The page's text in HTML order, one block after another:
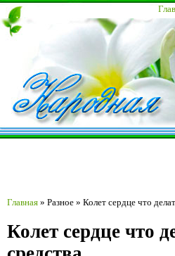
Главная » Разное » Колет сердце что
Колет сердце что